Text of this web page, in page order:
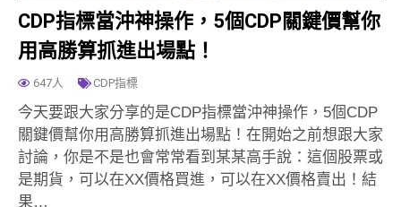
CDP指標當沖神操作，5個CDP關鍵價幫你
用高勝算抓進出場點！
647人 CDP指標
今天要跟大家分享的是CDP指標當沖神操作，5個CDP
關鍵價幫你用高勝算抓進出場點！在開始之前想跟大家
討論，你是不是也會常常看到某某高手說：這個股票或
是期貨，可以在XX價格買進，可以在XX價格賣出！結
果…